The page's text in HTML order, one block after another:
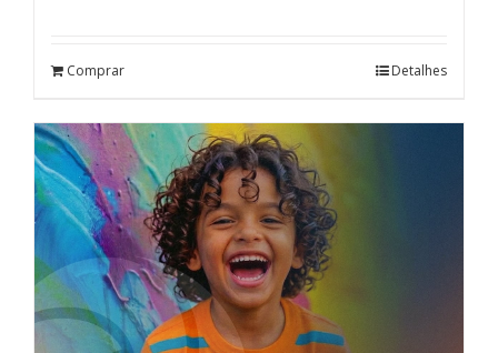
Comprar Detalhes